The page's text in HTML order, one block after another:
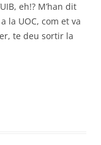
eh!? M’han dit
la UOC, com et va
te deu sortir la